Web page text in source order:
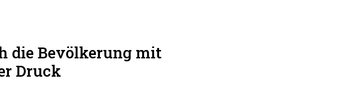
die Bevölkerung mit
Druck